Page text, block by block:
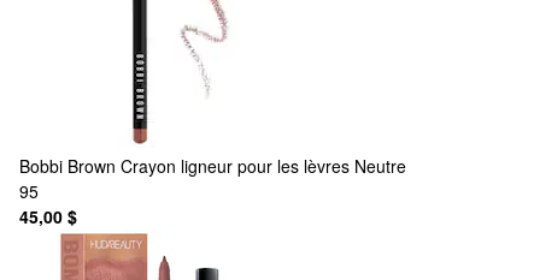
Bobbi Brown Crayon ligneur pour les lèvres Neutre
95
45,00 $